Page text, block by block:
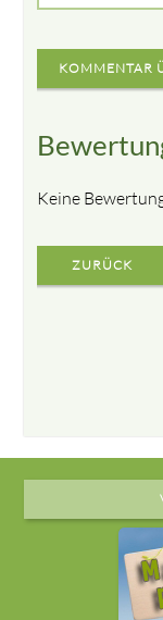
KOMMENTAR
Keine
ZURÜCK